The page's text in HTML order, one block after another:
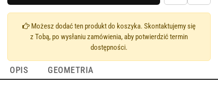
Możesz dodać ten produkt do koszyka. Skontaktujemy się
z Tobą, po wysłaniu zamówienia, aby potwierdzić termin
dostępności.
OPIS GEOMETRIA